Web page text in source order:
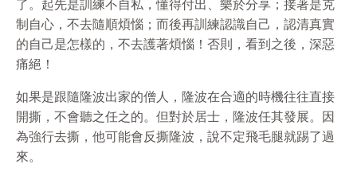
了。起先是訓練不自私，懂得付出、樂於分享；接著是克
制自心，不去隨順煩惱；而後再訓練認識自己，認清真實
的自己是怎樣的，不去護著煩惱！否則，看到之後，深惡
痛絕！
如果是跟隨隆波出家的僧人，隆波在合適的時機往往直接
開撕，不會聽之任之的。但對於居士，隆波任其發展。因
為強行去撕，他可能會反撕隆波，說不定飛毛腿就踢了過
來。